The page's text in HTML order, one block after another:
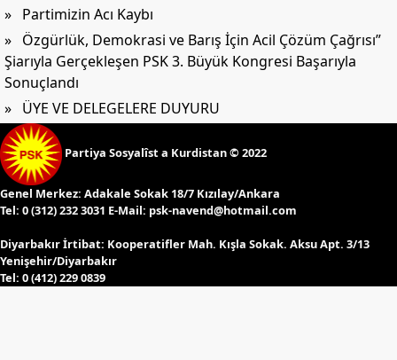
» Partimizin Acı Kaybı
» Özgürlük, Demokrasi ve Barış İçin Acil Çözüm Çağrısı”
Şiarıyla Gerçekleşen PSK 3. Büyük Kongresi Başarıyla
Sonuçlandı
» ÜYE VE DELEGELERE DUYURU
Partiya Sosyalîst a Kurdistan © 2022
Genel Merkez: Adakale Sokak 18/7 Kızılay/Ankara
Tel: 0 (312) 232 3031 E-Mail: psk-navend@hotmail.com
Diyarbakır İrtibat: Kooperatifler Mah. Kışla Sokak. Aksu Apt. 3/13
Yenişehir/Diyarbakır
Tel: 0 (412) 229 0839